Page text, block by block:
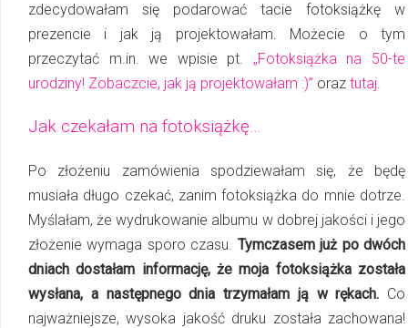
zdecydowałam się podarować tacie fotoksiążkę w
prezencie i jak ją projektowałam. Możecie o tym
przeczytać m.in. we wpisie pt. „Fotoksiążka na 50-te
urodziny! Zobaczcie, jak ją projektowałam :)” oraz tutaj.
Jak czekałam na fotoksiążkę…
Po złożeniu zamówienia spodziewałam się, że będę
musiała długo czekać, zanim fotoksiążka do mnie dotrze.
Myślałam, że wydrukowanie albumu w dobrej jakości i jego
złożenie wymaga sporo czasu. Tymczasem już po dwóch
dniach dostałam informację, że moja fotoksiążka została
wysłana, a następnego dnia trzymałam ją w rękach. Co
najważniejsze, wysoka jakość druku została zachowana!